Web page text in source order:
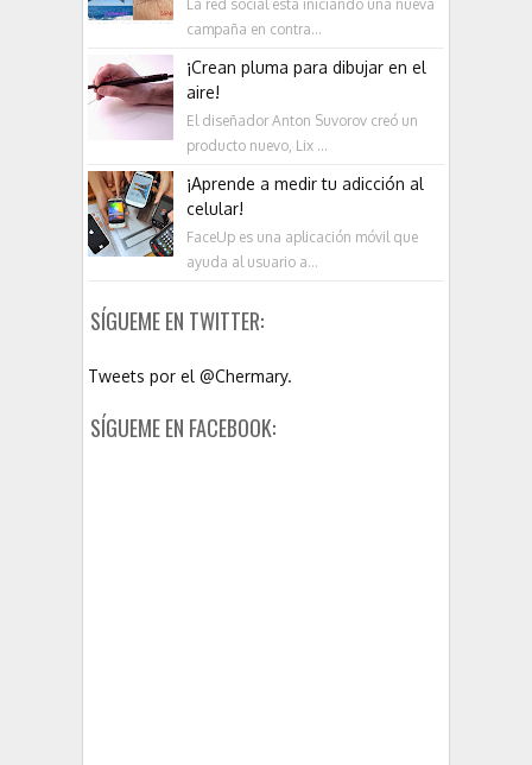
La red social está iniciando una nueva
campaña en contra...
¡Crean pluma para dibujar en el
aire!
El diseñador Anton Suvorov creó un
producto nuevo, Lix ...
¡Aprende a medir tu adicción al
celular!
FaceUp es una aplicación móvil que
ayuda al usuario a...
SÍGUEME EN TWITTER:
Tweets por el @Chermary.
SÍGUEME EN FACEBOOK: